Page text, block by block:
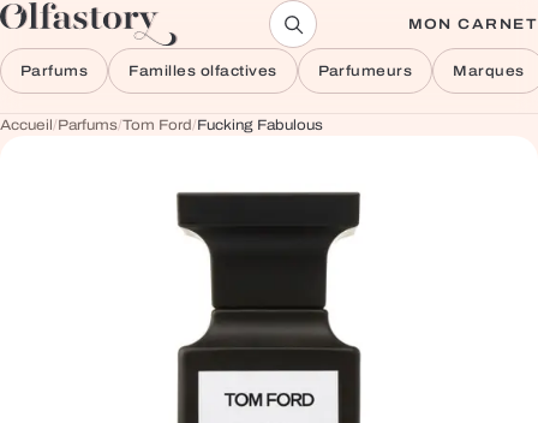
Aller au contenu MON CARNET
Parfums Familles olfactives Parfumeurs Marques
Accueil/Parfums/Tom Ford/Fucking Fabulous